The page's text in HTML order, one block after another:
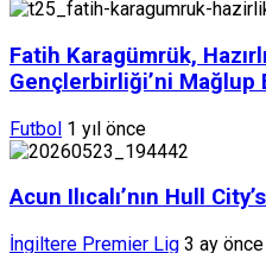
Fatih Karagümrük,
Gençlerbirliği’ni Mağlup
Futbol 1 yıl önce
Acun Ilıcalı’nın Hull
İngiltere Premier Lig 3 ay önce